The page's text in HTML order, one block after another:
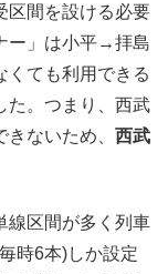
区間を設ける必要
ー」は小平→拝島
くても利用できる
た。つまり、西武
ないため、 西武
線区間が多く列車
時6本)しか設定